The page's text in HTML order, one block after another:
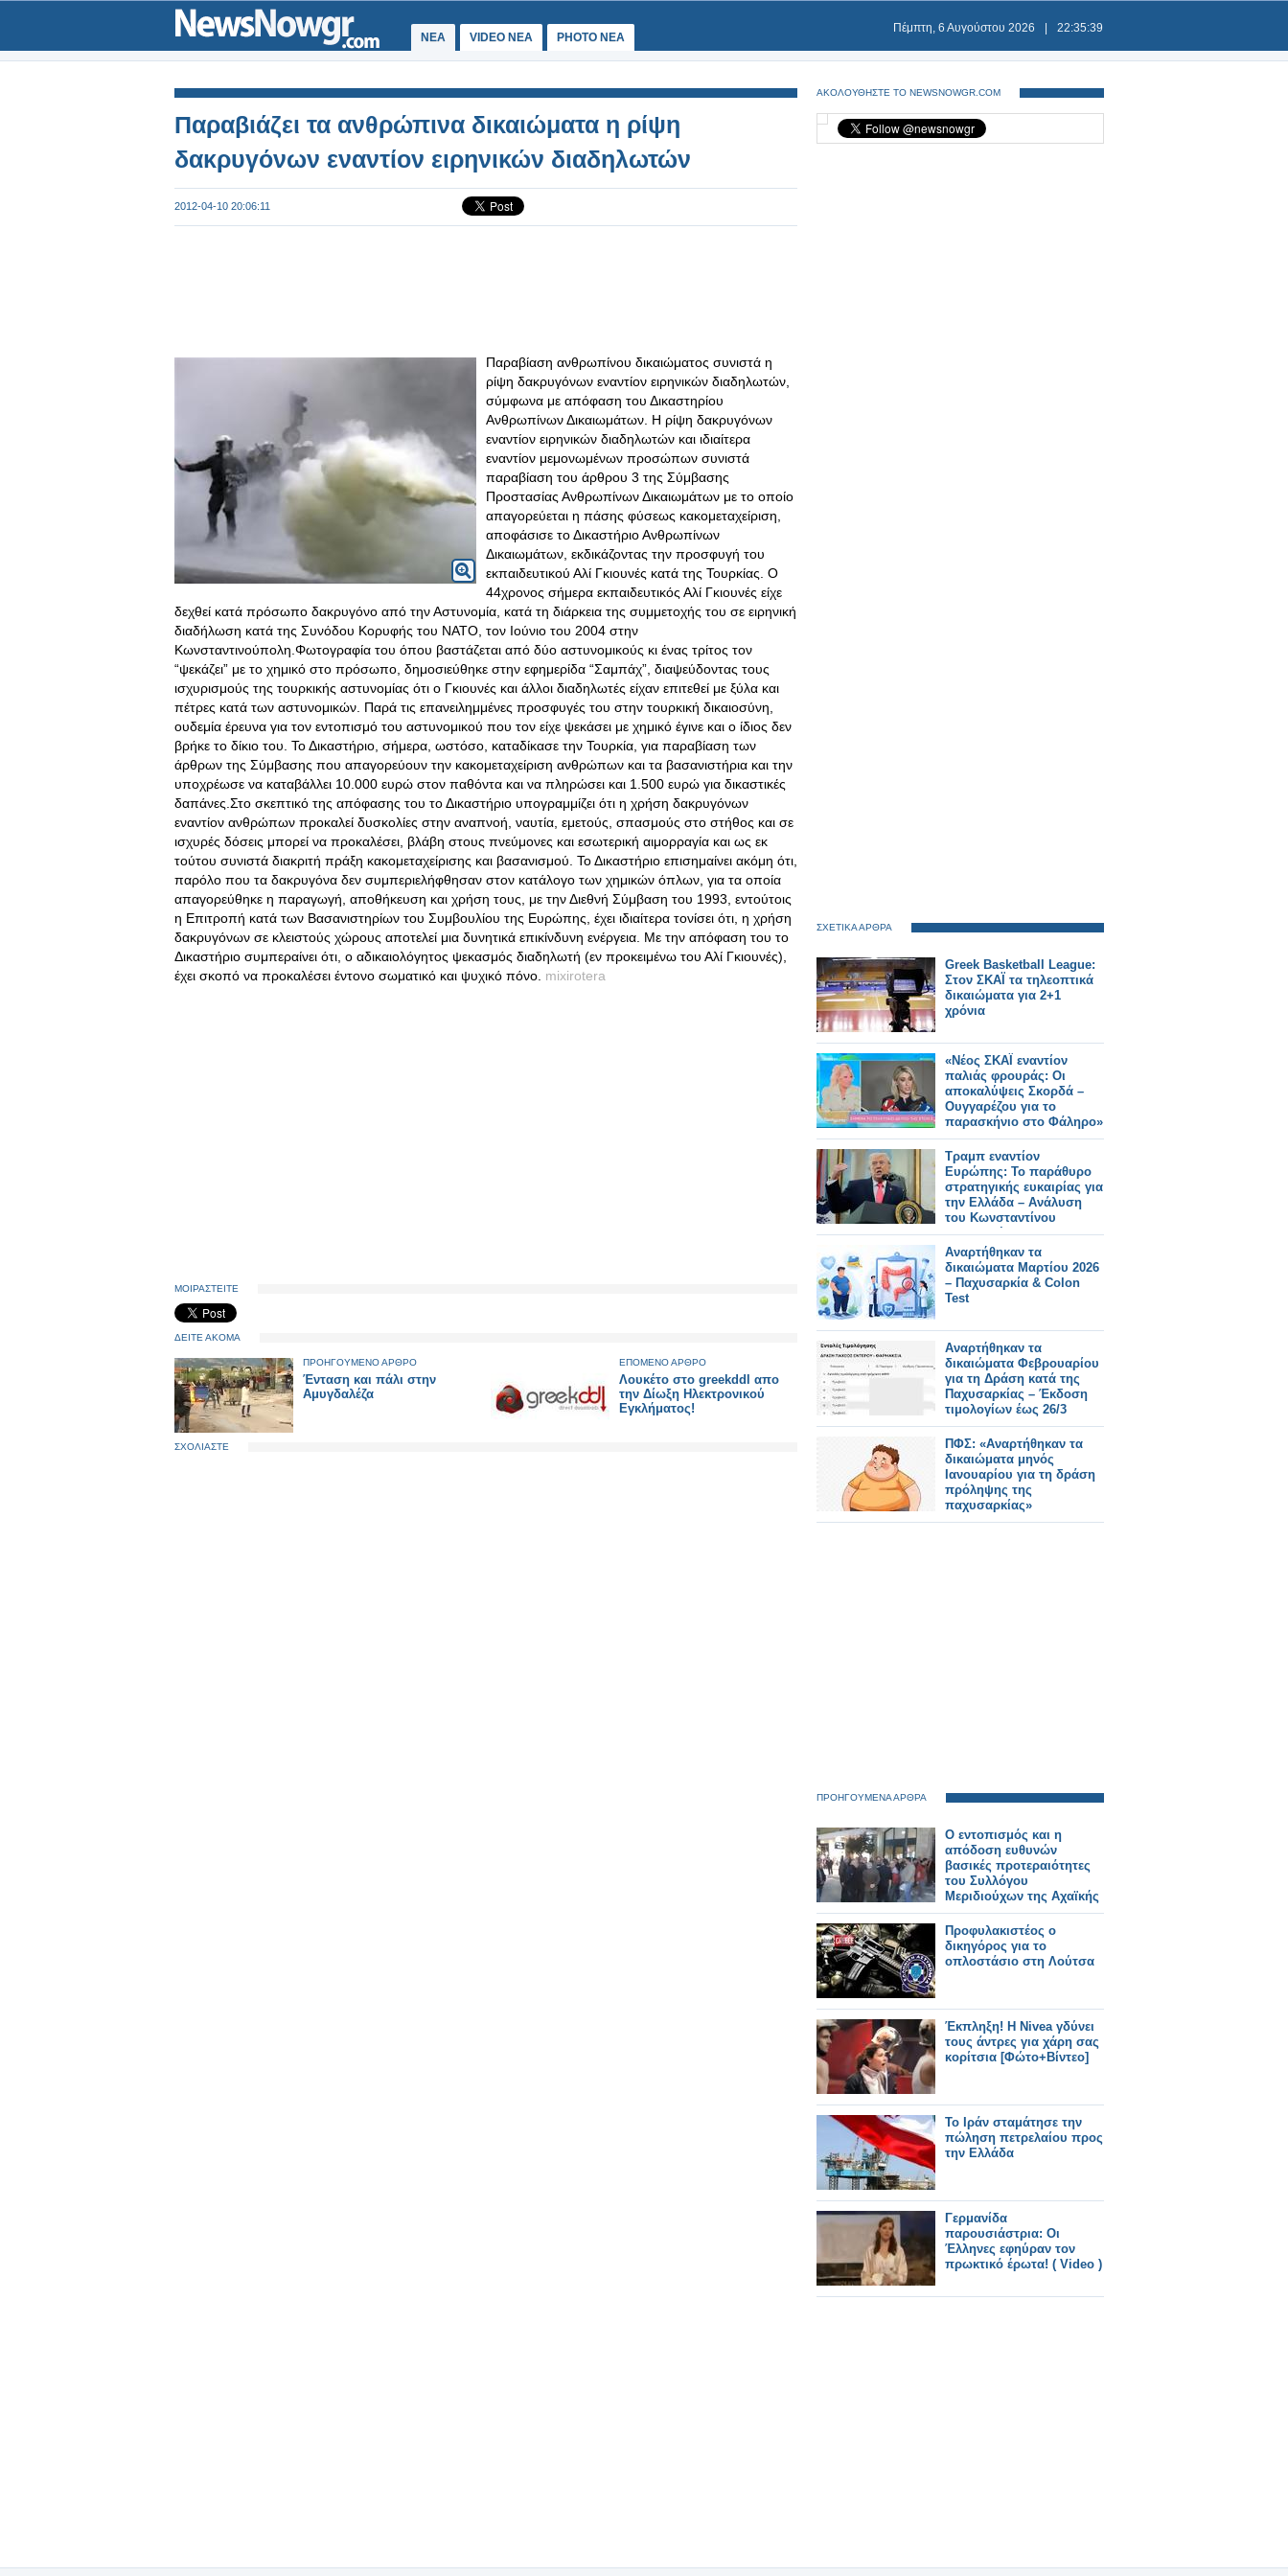
ΝΕΑ VIDEO NEA PHOTO NEA
Πέμπτη, 6 Αυγούστου 2026 22:35:39
Παραβιάζει τα ανθρώπινα δικαιώματα η ρίψη
δακρυγόνων εναντίον ειρηνικών διαδηλωτών
2012-04-10 20:06:11
Παραβίαση ανθρωπίνου δικαιώματος συνιστά η
ρίψη δακρυγόνων εναντίον ειρηνικών διαδηλωτών,
σύμφωνα με απόφαση του Δικαστηρίου
Ανθρωπίνων Δικαιωμάτων. Η ρίψη δακρυγόνων
εναντίον ειρηνικών διαδηλωτών και ιδιαίτερα
εναντίον μεμονωμένων προσώπων συνιστά
παραβίαση του άρθρου 3 της Σύμβασης
Προστασίας Ανθρωπίνων Δικαιωμάτων με το οποίο
απαγορεύεται η πάσης φύσεως κακομεταχείριση,
αποφάσισε το Δικαστήριο Ανθρωπίνων
Δικαιωμάτων, εκδικάζοντας την προσφυγή του
εκπαιδευτικού Αλί Γκιουνές κατά της Τουρκίας. Ο
44χρονος σήμερα εκπαιδευτικός Αλί Γκιουνές είχε
δεχθεί κατά πρόσωπο δακρυγόνο από την Αστυνομία, κατά τη διάρκεια της συμμετοχής του σε ειρηνική
διαδήλωση κατά της Συνόδου Κορυφής του ΝΑΤΟ, τον Ιούνιο του 2004 στην
Κωνσταντινούπολη.Φωτογραφία του όπου βαστάζεται από δύο αστυνομικούς κι ένας τρίτος τον
“ψεκάζει” με το χημικό στο πρόσωπο, δημοσιεύθηκε στην εφημερίδα “Σαμπάχ”, διαψεύδοντας τους
ισχυρισμούς της τουρκικής αστυνομίας ότι ο Γκιουνές και άλλοι διαδηλωτές είχαν επιτεθεί με ξύλα και
πέτρες κατά των αστυνομικών . Παρά τις επανειλημμένες προσφυγές του στην τουρκική δικαιοσύνη,
ουδεμία έρευνα για τον εντοπισμό του αστυνομικού που τον είχε ψεκάσει με χημικό έγινε και ο ίδιος δεν
βρήκε το δίκιο του. Το Δικαστήριο, σήμερα, ωστόσο, καταδίκασε την Τουρκία, για παραβίαση των
άρθρων της Σύμβασης που απαγορεύουν την κακομεταχείριση ανθρώπων και τα βασανιστήρια και την
υποχρέωσε να καταβάλλει 10.000 ευρώ στον παθόντα και να πληρώσει και 1.500 ευρώ για δικαστικές
δαπάνες.Στο σκεπτικό της απόφασης του το Δικαστήριο υπογραμμίζει ότι η χρήση δακρυγόνων
εναντίον ανθρώπων προκαλεί δυσκολίες στην αναπνοή, ναυτία, εμετούς, σπασμούς στο στήθος και σε
ισχυρές δόσεις μπορεί να προκαλέσει, βλάβη στους πνεύμονες και εσωτερική αιμορραγία και ως εκ
τούτου συνιστά διακριτή πράξη κακομεταχείρισης και βασανισμού. Το Δικαστήριο επισημαίνει ακόμη ότι,
παρόλο που τα δακρυγόνα δεν συμπεριελήφθησαν στον κατάλογο των χημικών όπλων, για τα οποία
απαγορεύθηκε η παραγωγή, αποθήκευση και χρήση τους, με την Διεθνή Σύμβαση του 1993, εντούτοις
η Επιτροπή κατά των Βασανιστηρίων του Συμβουλίου της Ευρώπης, έχει ιδιαίτερα τονίσει ότι, η χρήση
δακρυγόνων σε κλειστούς χώρους αποτελεί μια δυνητικά επικίνδυνη ενέργεια. Με την απόφαση του το
Δικαστήριο συμπεραίνει ότι, ο αδικαιολόγητος ψεκασμός διαδηλωτή (εν προκειμένω του Αλί Γκιουνές),
έχει σκοπό να προκαλέσει έντονο σωματικό και ψυχικό πόνο. mixirotera
ΜΟΙΡΑΣΤΕΙΤΕ
ΔΕΙΤΕ ΑΚΟΜΑ
ΠΡΟΗΓΟΥΜΕΝΟ ΑΡΘΡΟ
Ένταση και πάλι στην
Αμυγδαλέζα
ΕΠΟΜΕΝΟ ΑΡΘΡΟ
Λουκέτο στο greekddl απο
την Δίωξη Ηλεκτρονικού
Εγκλήματος!
ΣΧΟΛΙΑΣΤΕ
ΑΚΟΛΟΥΘΗΣΤΕ ΤΟ NEWSNOWGR.COM
ΣΧΕΤΙΚΑ ΑΡΘΡΑ
Greek Basketball League:
Στον ΣΚΑΪ τα τηλεοπτικά
δικαιώματα για 2+1
χρόνια
«Νέος ΣΚΑΪ εναντίον
παλιάς φρουράς: Οι
αποκαλύψεις Σκορδά –
Ουγγαρέζου για το
παρασκήνιο στο Φάληρο»
Τραμπ εναντίον
Ευρώπης: Το παράθυρο
στρατηγικής ευκαιρίας για
την Ελλάδα – Ανάλυση
του Κωνσταντίνου
Μπαλωμένου
Αναρτήθηκαν τα
δικαιώματα Μαρτίου 2026
– Παχυσαρκία & Colon
Test
Αναρτήθηκαν τα
δικαιώματα Φεβρουαρίου
για τη Δράση κατά της
Παχυσαρκίας – Έκδοση
τιμολογίων έως 26/3
ΠΦΣ: «Αναρτήθηκαν τα
δικαιώματα μηνός
Ιανουαρίου για τη δράση
πρόληψης της
παχυσαρκίας»
ΠΡΟΗΓΟΥΜΕΝΑ ΑΡΘΡΑ
Ο εντοπισμός και η
απόδοση ευθυνών
βασικές προτεραιότητες
του Συλλόγου
Μεριδιούχων της Αχαϊκής
Προφυλακιστέος ο
δικηγόρος για το
οπλοστάσιο στη Λούτσα
Έκπληξη! Η Nivea γδύνει
τους άντρες για χάρη σας
κορίτσια [Φώτο+Βίντεο]
Το Ιράν σταμάτησε την
πώληση πετρελαίου προς
την Ελλάδα
Γερμανίδα
παρουσιάστρια: Οι
Έλληνες εφηύραν τον
πρωκτικό έρωτα! ( Video )